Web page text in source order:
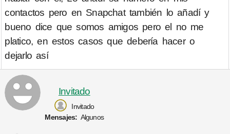
contactos pero en Snapchat también lo añadí y
bueno dice que somos amigos pero el no me
platico, en estos casos que debería hacer o
dejarlo así
Invitado
Invitado
Mensajes: Algunos